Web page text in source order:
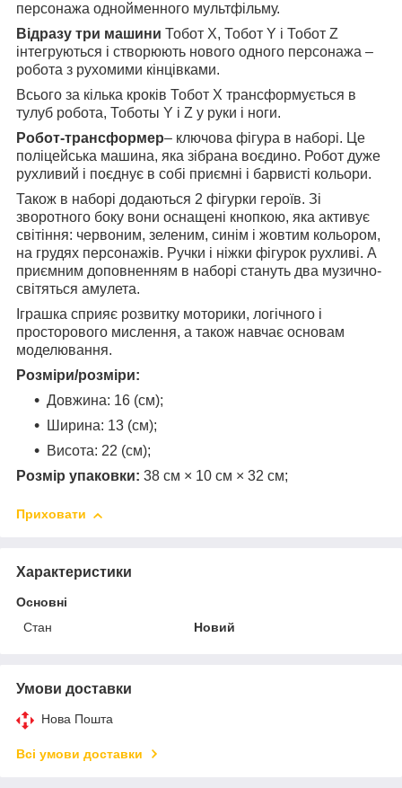
персонажа однойменного мультфільму.
Відразу три машини Тобот X, Тобот Y і Тобот Z
інтегруються і створюють нового одного персонажа –
робота з рухомими кінцівками.
Всього за кілька кроків Тобот X трансформується в
тулуб робота, Тоботы Y і Z у руки і ноги.
Робот-трансформер– ключова фігура в наборі. Це
поліцейська машина, яка зібрана воєдино. Робот дуже
рухливий і поєднує в собі приємні і барвисті кольори.
Також в наборі додаються 2 фігурки героїв. Зі
зворотного боку вони оснащені кнопкою, яка активує
світіння: червоним, зеленим, синім і жовтим кольором,
на грудях персонажів. Ручки і ніжки фігурок рухливі. А
приємним доповненням в наборі стануть два музично-
світяться амулета.
Іграшка сприяє розвитку моторики, логічного і
просторового мислення, а також навчає основам
моделювання.
Розміри/розміри:
Довжина: 16 (см);
Ширина: 13 (см);
Висота: 22 (см);
Розмір упаковки: 38 см × 10 см × 32 см;
Приховати
Характеристики
Основні
Стан
Новий
Умови доставки
Нова Пошта
Всі умови доставки